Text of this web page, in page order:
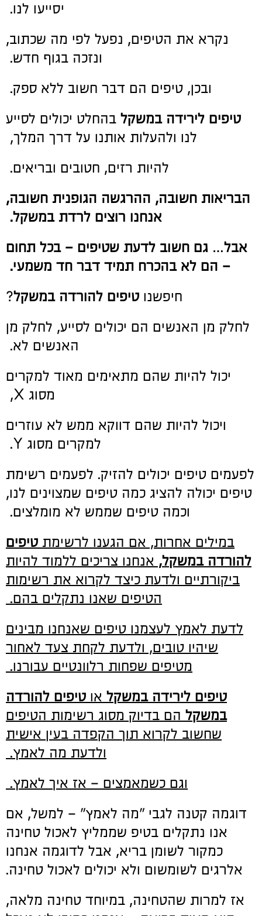
יסייעו לנו.
נקרא את הטיפים, נפעל לפי מה שכתוב,
ונזכה בגוף חדש.
ובכן, טיפים הם דבר חשוב ללא ספק.
טיפים לירידה במשקל בהחלט יכולים לסייע
לנו ולהעלות אותנו על דרך המלך,
להיות רזים, חטובים ובריאים.
הבריאות חשובה, ההרגשה הגופנית חשובה,
אנחנו רוצים לרדת במשקל.
אבל… גם חשוב לדעת שטיפים – בכל תחום
– הם לא בהכרח תמיד דבר חד משמעי.
חיפשנו טיפים להורדה במשקל?
לחלק מן האנשים הם יכולים לסייע, לחלק מן
האנשים לא.
יכול להיות שהם מתאימים מאוד למקרים
מסוג X,
ויכול להיות שהם דווקא ממש לא עוזרים
למקרים מסוג Y.
לפעמים טיפים יכולים להזיק. לפעמים רשימת
טיפים יכולה להציג כמה טיפים שמצוינים לנו,
וכמה טיפים שממש לא מומלצים.
במילים אחרות, אם הגענו לרשימת טיפים
להורדה במשקל, אנחנו צריכים ללמוד להיות
ביקורתיים ולדעת כיצד לקרוא את רשימות
הטיפים שאנו נתקלים בהם.
לדעת לאמץ לעצמנו טיפים שאנחנו מבינים
שיהיו טובים, ולדעת לקחת צעד לאחור
מטיפים שפחות רלוונטיים עבורנו.
טיפים לירידה במשקל או טיפים להורדה
במשקל הם בדיוק מסוג רשימות הטיפים
שחשוב לקרוא תוך הקפדה בעין אישית
ולדעת מה לאמץ.
וגם כשמאמצים – אז איך לאמץ.
דוגמה קטנה לגבי "מה לאמץ" – למשל, אם
אנו נתקלים בטיפ שממליץ לאכול טחינה
כמקור לשומן בריא, אבל לדוגמה אנחנו
אלרגים לשומשום ולא יכולים לאכול טחינה.
אז למרות שהטחינה, במיוחד טחינה מלאה,